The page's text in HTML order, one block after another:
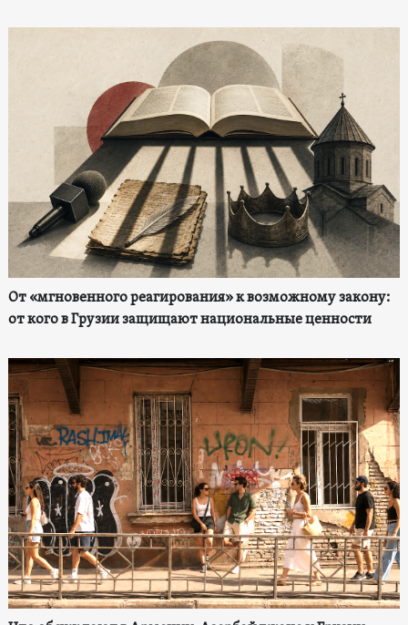
От «мгновенного реагирования» к возможному закону:
от кого в Грузии защищают национальные ценности